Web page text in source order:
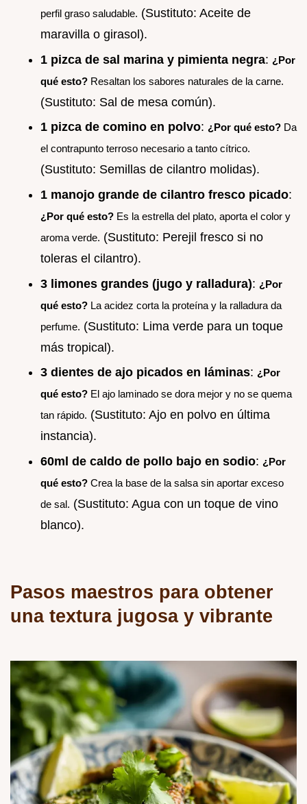
perfil graso saludable. (Sustituto: Aceite de
maravilla o girasol).
1 pizca de sal marina y pimienta negra: ¿Por
qué esto? Resaltan los sabores naturales de la carne.
(Sustituto: Sal de mesa común).
1 pizca de comino en polvo: ¿Por qué esto? Da
el contrapunto terroso necesario a tanto cítrico.
(Sustituto: Semillas de cilantro molidas).
1 manojo grande de cilantro fresco picado:
¿Por qué esto? Es la estrella del plato, aporta el color y
aroma verde. (Sustituto: Perejil fresco si no
toleras el cilantro).
3 limones grandes (jugo y ralladura): ¿Por
qué esto? La acidez corta la proteína y la ralladura da
perfume. (Sustituto: Lima verde para un toque
más tropical).
3 dientes de ajo picados en láminas: ¿Por
qué esto? El ajo laminado se dora mejor y no se quema
tan rápido. (Sustituto: Ajo en polvo en última
instancia).
60ml de caldo de pollo bajo en sodio: ¿Por
qué esto? Crea la base de la salsa sin aportar exceso
de sal. (Sustituto: Agua con un toque de vino
blanco).
Pasos maestros para obtener
una textura jugosa y vibrante